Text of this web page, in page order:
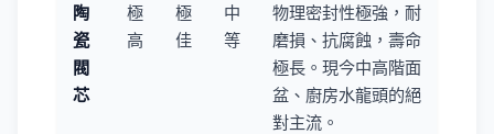
陶
瓷
閥
芯
極
高
極
佳
中
等
物理密封性極強，耐
磨損、抗腐蝕，壽命
極長。現今中高階面
盆、廚房水龍頭的絕
對主流。